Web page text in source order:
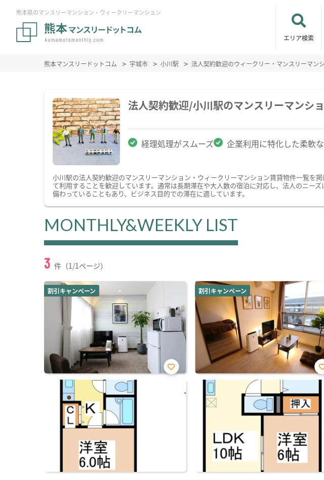
熊本県のマンスリーマンション・ウィークリーマンション
エリア検索
熊本マンスリードットコム 宇城市 小川駅 法人契約歓迎のウィークリー・マンスリーマン
法人契約歓迎/小川駅のマンスリーマンシ
経理処理がスムーズ 企業利用に特化した柔軟
小川駅の法人契約歓迎のマンスリーマンション・ウィークリーマンション賃貸物件一覧を
て利用することを歓迎しています。通常は長期滞在や大人数の宿泊に対応し、法人のニー
備わっていることもあり、ビジネス目的での滞在に適しています。
MONTHLY&WEEKLY LIST
3 件（1/1ページ）
割引キャンペーン
お気
割引キャンペーン
お
り登
録